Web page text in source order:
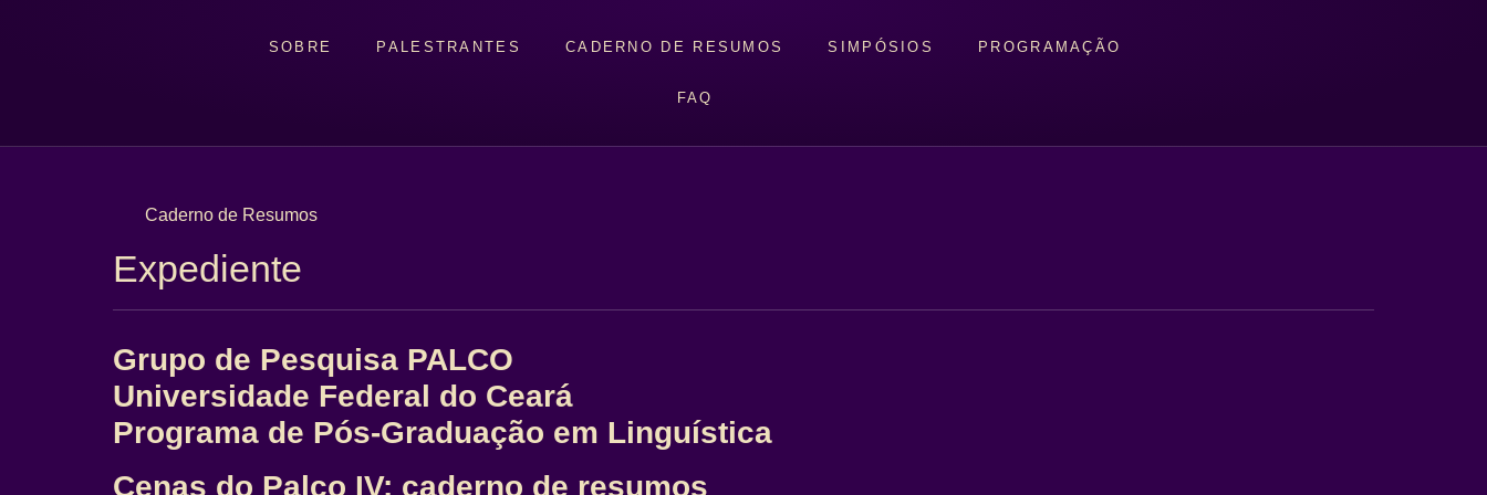
SOBRE PALESTRANTES CADERNO DE RESUMOS SIMPÓSIOS PROGRAMAÇÃO
FAQ
Caderno de Resumos
Expediente
Grupo de Pesquisa PALCO
Universidade Federal do Ceará
Programa de Pós-Graduação em Linguística
Cenas do Palco IV: caderno de resumos